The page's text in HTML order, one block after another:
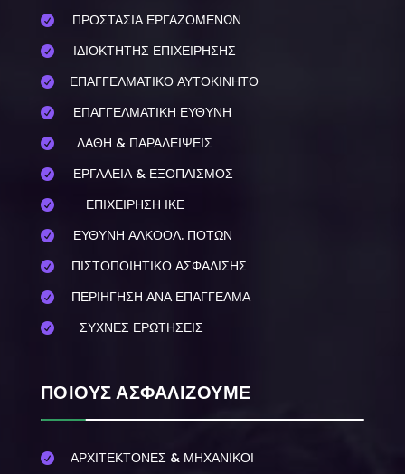
 ΠΡΟΣΤΑΣΙΑ ΕΡΓΑΖΟΜΕΝΩΝ
 ΙΔΙΟΚΤΗΤΗΣ ΕΠΙΧΕΙΡΗΣΗΣ
 ΕΠΑΓΓΕΛΜΑΤΙΚΟ ΑΥΤΟΚΙΝΗΤΟ
 ΕΠΑΓΓΕΛΜΑΤΙΚΗ ΕΥΘΥΝΗ
 ΛΑΘΗ & ΠΑΡΑΛΕΙΨΕΙΣ
 ΕΡΓΑΛΕΙΑ & ΕΞΟΠΛΙΣΜΟΣ
 ΕΠΙΧΕΙΡΗΣΗ ΙΚΕ
 ΕΥΘΥΝΗ ΑΛΚΟΟΛ. ΠΟΤΩΝ
 ΠΙΣΤΟΠΟΙΗΤΙΚΟ ΑΣΦΑΛΙΣΗΣ
 ΠΕΡΙΗΓΗΣΗ ΑΝΑ ΕΠΑΓΓΕΛΜΑ
 ΣΥΧΝΕΣ ΕΡΩΤΗΣΕΙΣ
ΠΟΙΟΥΣ ΑΣΦΑΛΙΖΟΥΜΕ
 ΑΡΧΙΤΕΚΤΟΝΕΣ & ΜΗΧΑΝΙΚΟΙ